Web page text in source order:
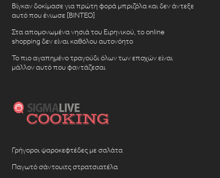
Βίγκαν δοκίμασε για πρώτη φορά μπριζόλα και δεν άντεξε
αυτό που ένιωσε [ΒΙΝΤΕΟ]
Στα απομονωμένα νησιά του Ειρηνικού, το online
shopping δεν είναι καθόλου αυτονόητο
Το πιο αγαπημένο τραγούδι όλων των εποχών είναι
μάλλον αυτό που φαντάζεσαι
Γρήγοροι ψαροκεφτέδες με σαλάτα
Παγωτό σάντουιτς στρατσιατέλα